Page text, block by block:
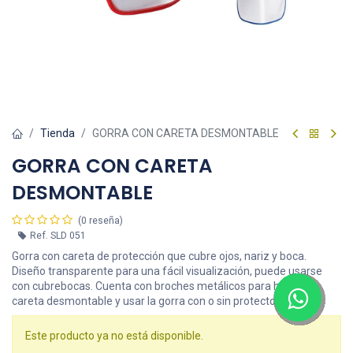
Tienda GORRA CON CARETA DESMONTABLE
GORRA CON CARETA
DESMONTABLE
(0 reseña)
Ref. SLD 051
Gorra con careta de protección que cubre ojos, nariz y boca.
Diseño transparente para una fácil visualización, puede usarse
con cubrebocas. Cuenta con broches metálicos para hacer la
careta desmontable y usar la gorra con o sin protector.
Este producto ya no está disponible.